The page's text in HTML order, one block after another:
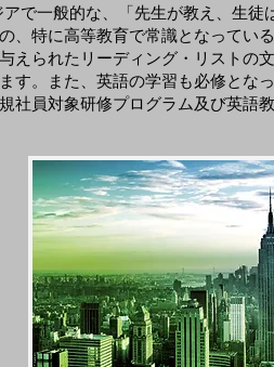
で一般的な、「先生が教え、生
、特に高等教育で常識となってい
えられたリーディング・リストの
す。また、英語の学習も必修とな
社員対象研修プログラム及び英語